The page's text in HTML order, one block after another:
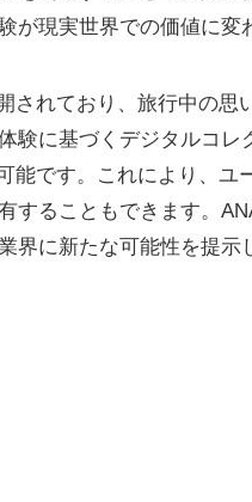
が現実世界での価値に変
されており、旅行中の思
験に基づくデジタルコ
能です。これにより、
することもできます。
界に新たな可能性を提示